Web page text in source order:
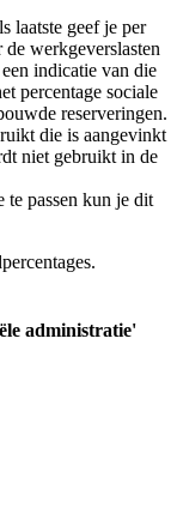
laatste geef je per
werkgeverslasten
indicatie van die
percentage sociale
reserveringen.
die is aangevinkt
niet gebruikt in de
te passen kun je dit
administratie'